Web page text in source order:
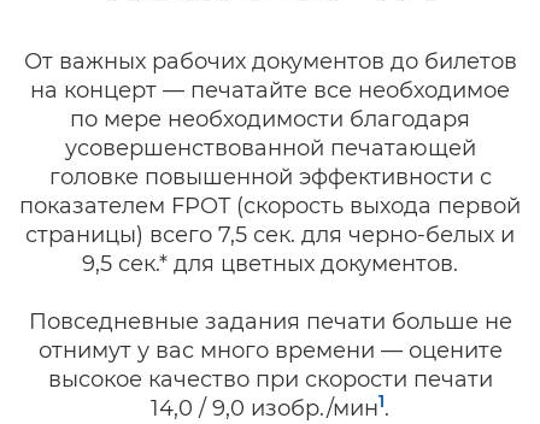
От важных рабочих документов до билетов
на концерт — печатайте все необходимое
по мере необходимости благодаря
усовершенствованной печатающей
головке повышенной эффективности с
показателем FPOT (скорость выхода первой
страницы) всего 7,5 сек. для черно-белых и
9,5 сек.* для цветных документов.
Повседневные задания печати больше не
отнимут у вас много времени — оцените
высокое качество при скорости печати
14,0 / 9,0 изобр./мин1.